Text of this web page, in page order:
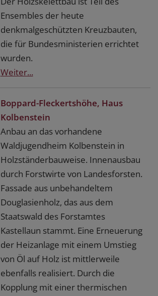
Ensembles der heute
denkmalgeschützten Kreuzbauten,
die für Bundesministerien errichtet
wurden.
Weiter...
Boppard-Fleckertshöhe, Haus
Kolbenstein
Anbau an das vorhandene
Waldjugendheim Kolbenstein in
Holzständerbauweise. Innenausbau
durch Forstwirte von Landesforsten.
Fassade aus unbehandeltem
Douglasienholz, das aus dem
Staatswald des Forstamtes
Kastellaun stammt. Eine Erneuerung
der Heizanlage mit einem Umstieg
von Öl auf Holz ist mittlerweile
ebenfalls realisiert. Durch die
Kopplung mit einer thermischen